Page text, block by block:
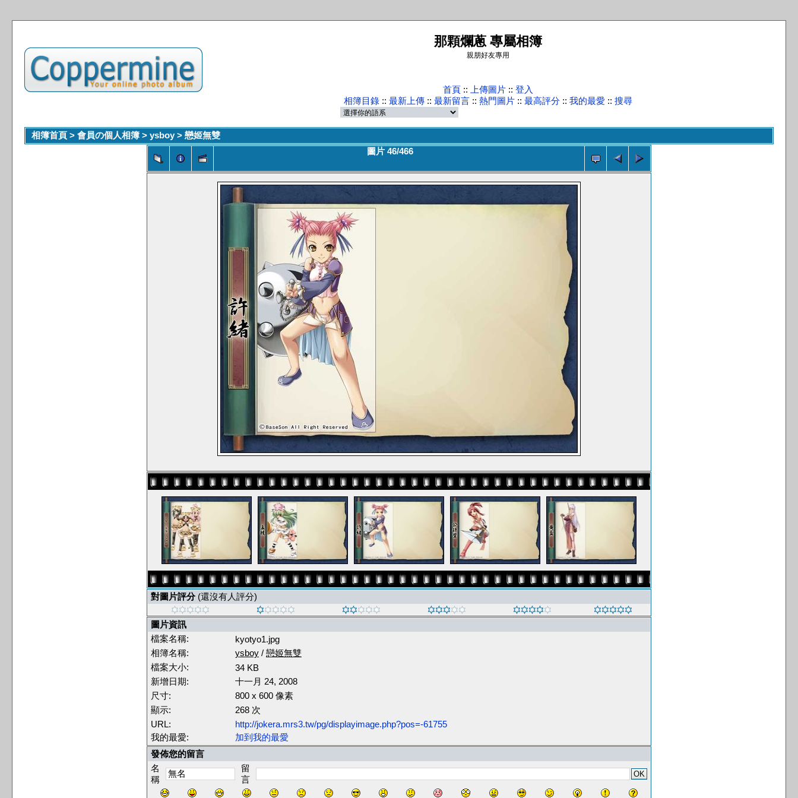
那顆爛蔥 專屬相簿
親朋好友專用
首頁 :: 上傳圖片 :: 登入
相簿目錄 :: 最新上傳 :: 最新留言 :: 熱門圖片 :: 最高評分 :: 我的最愛 :: 搜尋
相簿首頁 > 會員の個人相簿 > ysboy > 戀姬無雙
圖片 46/466
對圖片評分(還沒有人評分)
圖片資訊
檔案名稱:
kyotyo1.jpg
相簿名稱:
ysboy / 戀姬無雙
檔案大小:
34 KB
新增日期:
十一月 24, 2008
尺寸:
800 x 600 像素
顯示:
268 次
URL:
http://jokera.mrs3.tw/pg/displayimage.php?pos=-61755
我的最愛:
加到我的最愛
發佈您的留言
名
稱
留
言